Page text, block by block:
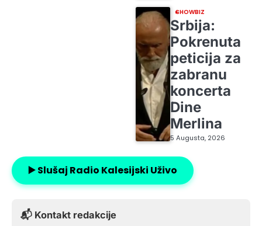
SHOWBIZ
Srbija:
Pokrenuta
peticija za
zabranu
koncerta
Dine
Merlina
5 Augusta, 2026
▶️ Slušaj Radio Kalesijski Uživo
📬 Kontakt redakcije